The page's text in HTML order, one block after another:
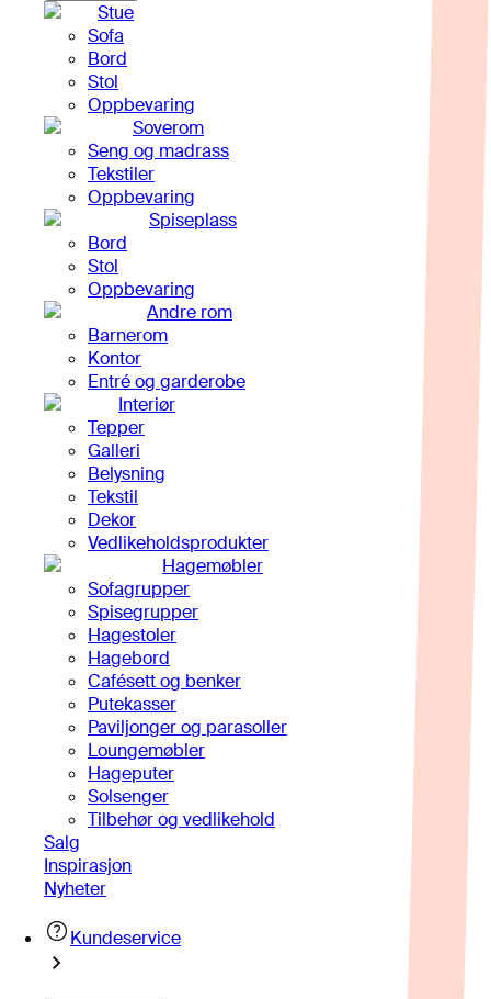
Stue
Sofa
Bord
Stol
Oppbevaring
Soverom
Seng og madrass
Tekstiler
Oppbevaring
Spiseplass
Bord
Stol
Oppbevaring
Andre rom
Barnerom
Kontor
Entré og garderobe
Interiør
Tepper
Galleri
Belysning
Tekstil
Dekor
Vedlikeholdsprodukter
Hagemøbler
Sofagrupper
Spisegrupper
Hagestoler
Hagebord
Cafésett og benker
Putekasser
Paviljonger og parasoller
Loungemøbler
Hageputer
Solsenger
Tilbehør og vedlikehold
Salg
Inspirasjon
Nyheter
Kundeservice